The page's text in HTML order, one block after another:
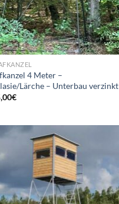
4 Meter –
Lärche – Unterbau verzinkt
€